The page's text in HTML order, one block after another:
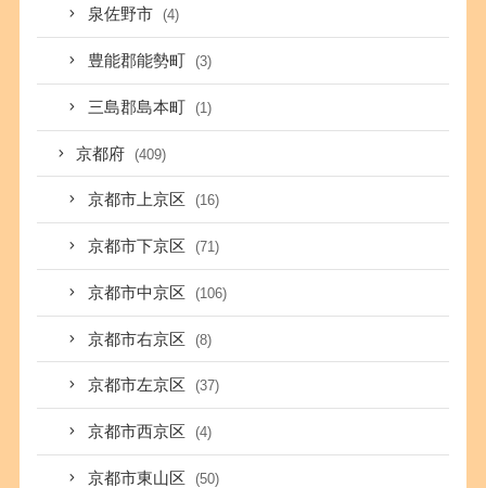
泉佐野市 (4)
豊能郡能勢町 (3)
三島郡島本町 (1)
京都府 (409)
京都市上京区 (16)
京都市下京区 (71)
京都市中京区 (106)
京都市右京区 (8)
京都市左京区 (37)
京都市西京区 (4)
京都市東山区 (50)